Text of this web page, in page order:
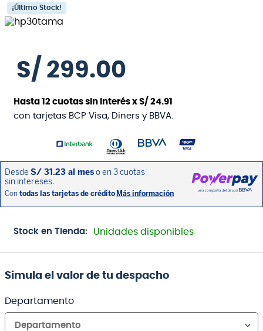
¡Último Stock!
S/ 299.00
Hasta12 cuotas sin interés xS/ 24.91
con tarjetas BCP Visa, Diners y BBVA.
Stock en Tienda: Unidades disponibles
Simula el valor de tu despacho
Departamento
Departamento